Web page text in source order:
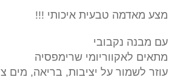
מצע מאדמה טבעית איכותי !!!
עם מבנה נקבובי
מתאים לאקווריומי שרימפסיה
עוזר לשמור על יציבות, בריאה, מים